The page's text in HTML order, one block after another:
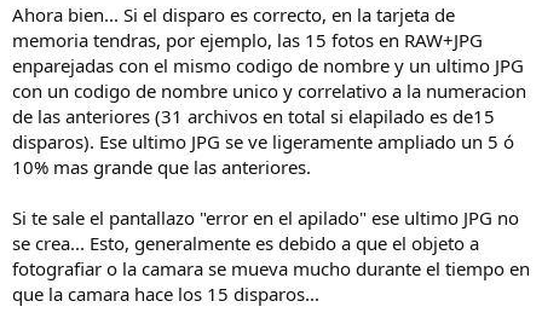
Ahora bien... Si el disparo es correcto, en la tarjeta de
memoria tendras, por ejemplo, las 15 fotos en RAW+JPG
enparejadas con el mismo codigo de nombre y un ultimo JPG
con un codigo de nombre unico y correlativo a la numeracion
de las anteriores (31 archivos en total si elapilado es de15
disparos). Ese ultimo JPG se ve ligeramente ampliado un 5 ó
10% mas grande que las anteriores.
Si te sale el pantallazo "error en el apilado" ese ultimo JPG no
se crea... Esto, generalmente es debido a que el objeto a
fotografiar o la camara se mueva mucho durante el tiempo en
que la camara hace los 15 disparos...